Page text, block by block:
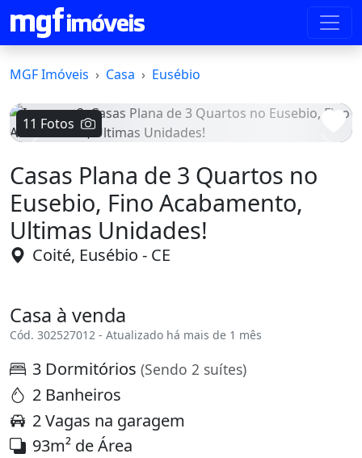
MGF Imóveis Casa Eusébio
11 Fotos
Casas Plana de 3 Quartos no
Eusebio, Fino Acabamento,
Ultimas Unidades!
Coité, Eusébio - CE
Casa à venda
Cód. 302527012 - Atualizado há mais de 1 mês
3 Dormitórios (Sendo 2 suítes)
2 Banheiros
2 Vagas na garagem
93m² de Área